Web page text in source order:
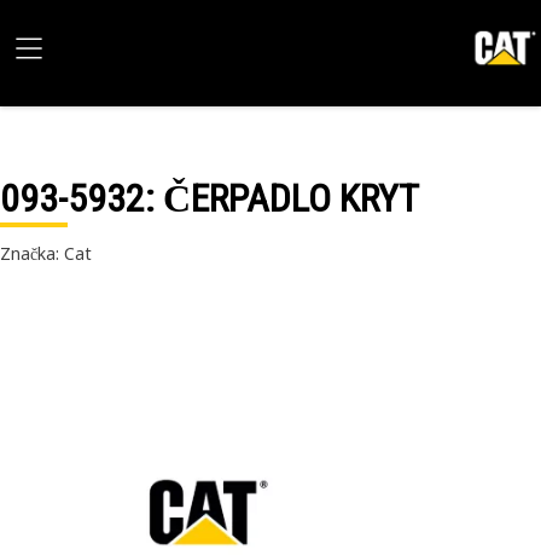
093-5932: ČERPADLO KRYT
Značka: Cat